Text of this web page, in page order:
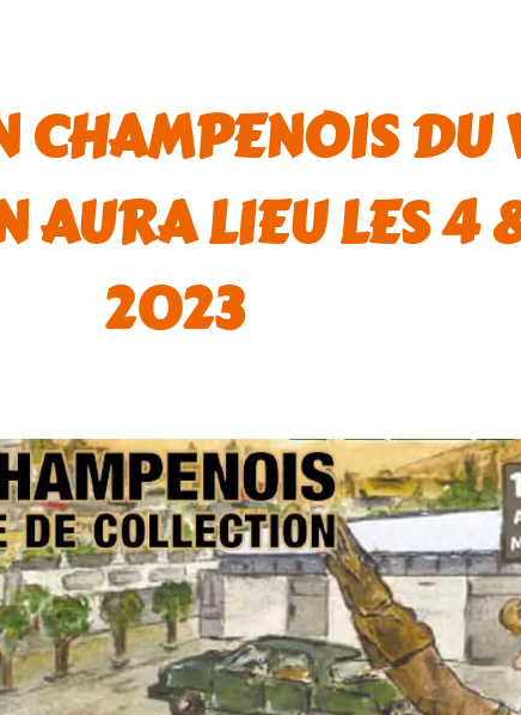
CHAMPENOIS DU
AURA LIEU LES 4
2023